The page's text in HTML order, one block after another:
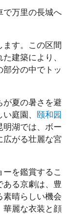
万里の長城へ
ます。この区間
建築により、
部分の中でトッ
夏の暑さを避
庭園、 颐和园
明湖では、ボー
広がる壮麗な宮
を鑑賞するこ
ある京劇は、豊
素晴らしい機会
華麗な衣装と顔